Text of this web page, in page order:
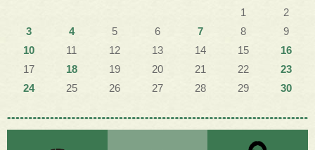
1
2
3
4 5 6 7 8
9
10
11 12 13 14 15
16
17
18 19 20 21 22
23
24
25 26 27 28 29 30